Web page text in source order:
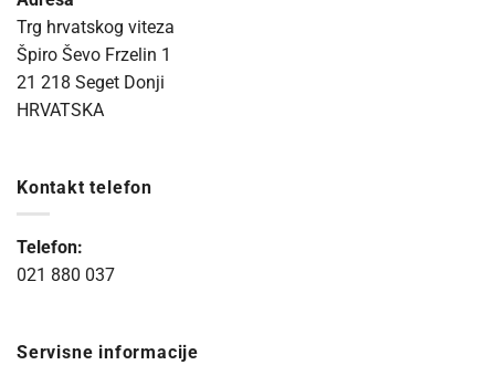
Trg hrvatskog viteza
Špiro Ševo Frzelin 1
21 218 Seget Donji
HRVATSKA
Kontakt telefon
Telefon:
021 880 037
Servisne informacije